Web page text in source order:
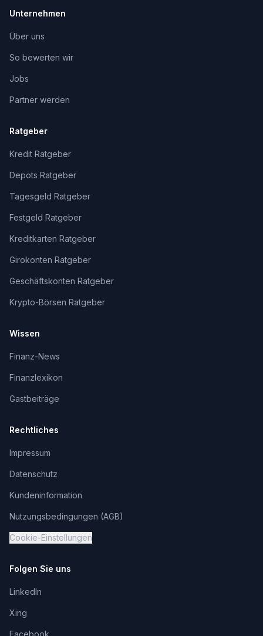
Unternehmen
Über uns
So bewerten wir
Jobs
Partner werden
Ratgeber
Kredit Ratgeber
Depots Ratgeber
Tagesgeld Ratgeber
Festgeld Ratgeber
Kreditkarten Ratgeber
Girokonten Ratgeber
Geschäftskonten Ratgeber
Krypto-Börsen Ratgeber
Wissen
Finanz-News
Finanzlexikon
Gastbeiträge
Rechtliches
Impressum
Datenschutz
Kundeninformation
Nutzungsbedingungen (AGB)
Cookie-Einstellungen
Folgen Sie uns
LinkedIn
Xing
Facebook